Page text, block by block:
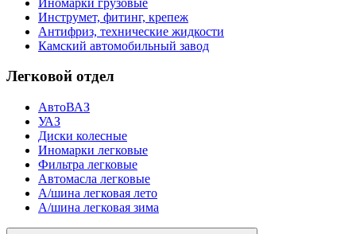
Инструмет, фитинг, крепеж
Антифриз, технические жидкости
Камский автомобильный завод
Легковой отдел
АвтоВАЗ
УАЗ
Диски колесные
Иномарки легковые
Фильтра легковые
Автомасла легковые
А/шина легковая лето
А/шина легковая зима